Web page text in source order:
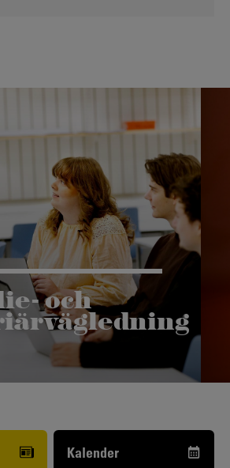
och
på att börja studera? Våra
karriärvägledare kan hjälpa
Kalender